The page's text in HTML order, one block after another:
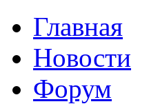
Главная
Новости
Форум